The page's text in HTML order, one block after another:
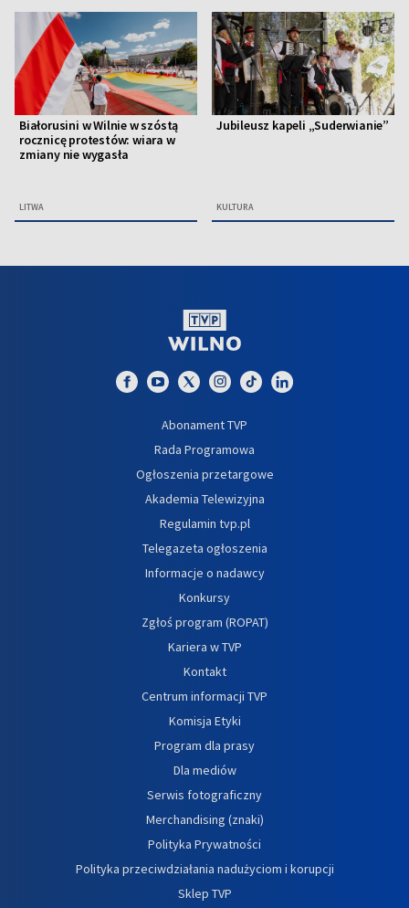
Białorusini w Wilnie w szóstą
rocznicę protestów: wiara w
zmiany nie wygasła
LITWA
Jubileusz kapeli „Suderwianie”
KULTURA
Abonament TVP
Rada Programowa
Ogłoszenia przetargowe
Akademia Telewizyjna
Regulamin tvp.pl
Telegazeta ogłoszenia
Informacje o nadawcy
Konkursy
Zgłoś program (ROPAT)
Kariera w TVP
Kontakt
Centrum informacji TVP
Komisja Etyki
Program dla prasy
Dla mediów
Serwis fotograficzny
Merchandising (znaki)
Polityka Prywatności
Polityka przeciwdziałania nadużyciom i korupcji
Sklep TVP